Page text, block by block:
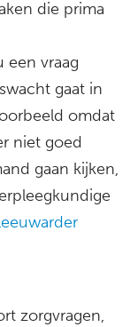
die prima
een vraag
gaat in
omdat
niet goed
gaan kijken,
zorgvragen,